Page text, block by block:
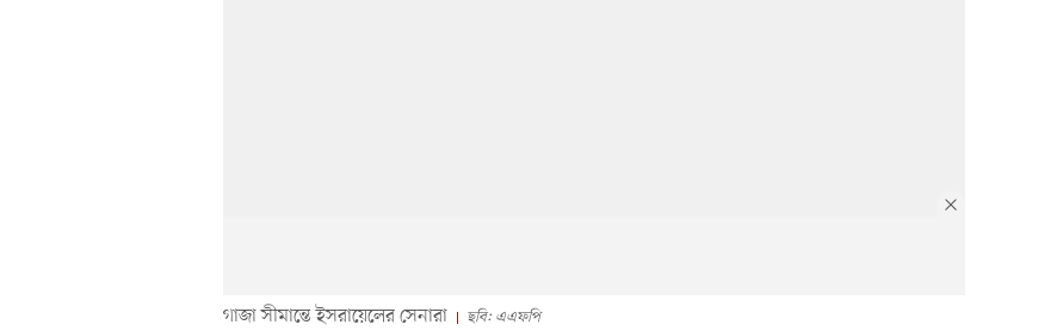
গাজা সীমান্তে ইসরায়েলের সেনারা ছবি: এএফপি